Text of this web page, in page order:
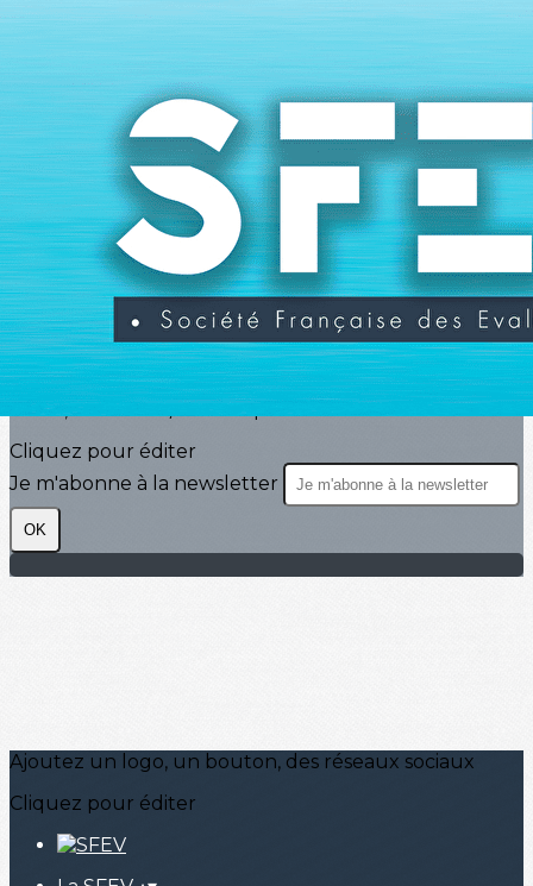
Exporter les lignes sélectionnées
Exporter uniquement les colonnes affichées
Menu
<
Actualités
Agenda
Evénements
?>
Images de la page d'accueil
Cliquez pour éditer
Texte, bouton et/ou inscription à la newsletter
Cliquez pour éditer
Je m'abonne à la newsletter
OK
Ajoutez un logo, un bouton, des réseaux sociaux
Cliquez pour éditer